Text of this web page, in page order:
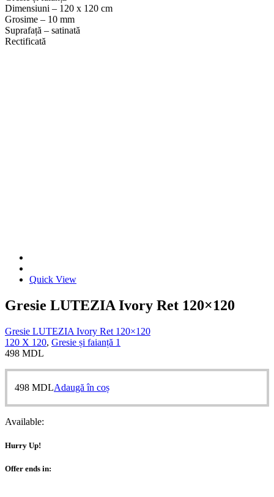
Dimensiuni – 120 x 120 cm
Grosime – 10 mm
Suprafață – satinată
Rectificată
Quick View
Gresie LUTEZIA Ivory Ret 120×120
Gresie LUTEZIA Ivory Ret 120×120
120 X 120, Gresie și faianță 1
498 MDL
498 MDLAdaugă în coș
Available:
Hurry Up!
Offer ends in: